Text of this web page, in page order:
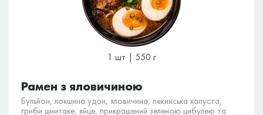
1 шт | 550 г
Рамен з яловичиною
Бульйон, локшина удон, яловичина, пекинська капуста,
гриби шиитаке, яйце, прикрашений зеленою цибулею та